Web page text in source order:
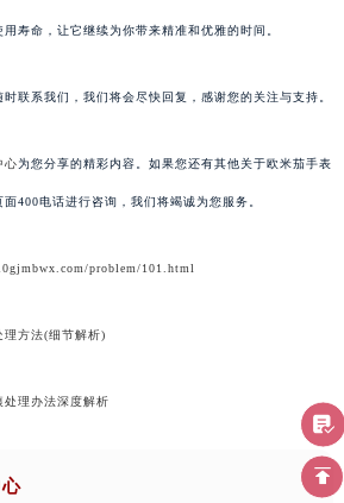
寿命，让它继续为你带来精准和优雅的时间。
联系我们，我们将会尽快回复，感谢您的关注与支持。
心为您分享的精彩内容。如果您还有其他关于欧米茄手表
400电话进行咨询，我们将竭诚为您服务。
problem/101.html
理方法(细节解析)
处理办法深度解析